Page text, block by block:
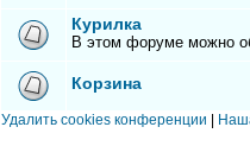
Курилка
В этом форуме можно
Корзина
Удалить cookies конференции